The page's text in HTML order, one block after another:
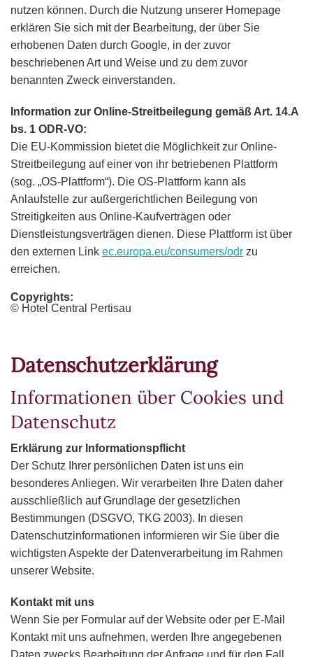
nutzen können. Durch die Nutzung unserer Homepage
erklären Sie sich mit der Bearbeitung, der über Sie
erhobenen Daten durch Google, in der zuvor
beschriebenen Art und Weise und zu dem zuvor
benannten Zweck einverstanden.
Information zur Online-Streitbeilegung gemäß Art. 14.A
bs. 1 ODR-VO:
Die EU-Kommission bietet die Möglichkeit zur Online-
Streitbeilegung auf einer von ihr betriebenen Plattform
(sog. „OS-Plattform“). Die OS-Plattform kann als
Anlaufstelle zur außergerichtlichen Beilegung von
Streitigkeiten aus Online-Kaufverträgen oder
Dienstleistungsverträgen dienen. Diese Plattform ist über
den externen Link ec.europa.eu/consumers/odr zu
erreichen.
Copyrights:
© Hotel Central Pertisau
Datenschutzerklärung
Informationen über Cookies und
Datenschutz
Erklärung zur Informationspflicht
Der Schutz Ihrer persönlichen Daten ist uns ein
besonderes Anliegen. Wir verarbeiten Ihre Daten daher
ausschließlich auf Grundlage der gesetzlichen
Bestimmungen (DSGVO, TKG 2003). In diesen
Datenschutzinformationen informieren wir Sie über die
wichtigsten Aspekte der Datenverarbeitung im Rahmen
unserer Website.
Kontakt mit uns
Wenn Sie per Formular auf der Website oder per E-Mail
Kontakt mit uns aufnehmen, werden Ihre angegebenen